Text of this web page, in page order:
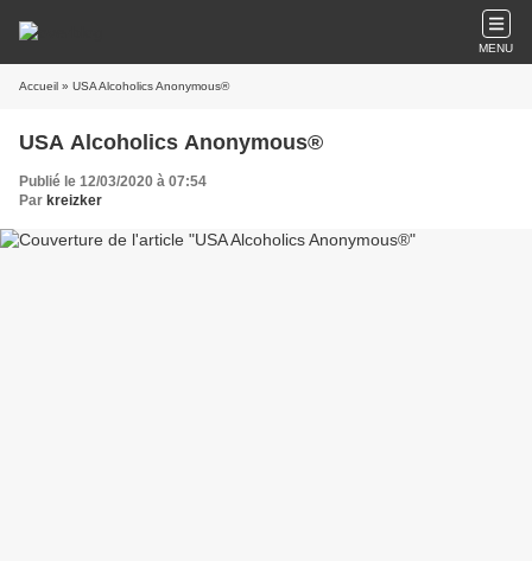
MENU
Accueil » USA Alcoholics Anonymous®
USA Alcoholics Anonymous®
Publié le 12/03/2020 à 07:54
Par kreizker